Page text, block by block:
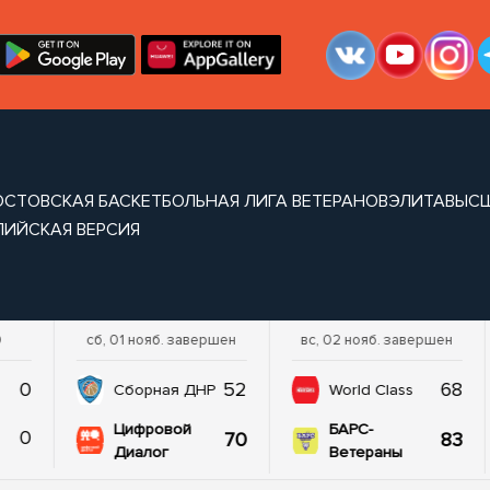
БАСКЕТБОЛЬНАЯ ЛИГА ВЕТЕРАНОВЭЛИТА
ВЕРСИЯ
0
0
сб, 01 нояб. завершен
Сборная ДНР 52
Цифровой
Диалог
70
вс, 02 нояб. завершен
World Class 68
БАРС-
Ветераны
83